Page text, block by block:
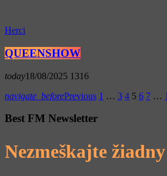
Herci
QUEENSHOW
today18/08/2025 1316
navigate_beforePrevious 1 … 3 4 5 6 7 …
Best FM Newsletter
Nezmeškajte